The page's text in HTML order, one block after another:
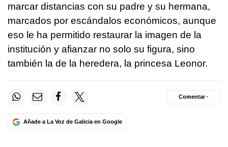
marcar distancias con su padre y su hermana,
marcados por escándalos económicos, aunque
eso le ha permitido restaurar la imagen de la
institución y afianzar no solo su figura, sino
también la de la heredera, la princesa Leonor.
Añade a La Voz de Galicia en Google
Comentar ·